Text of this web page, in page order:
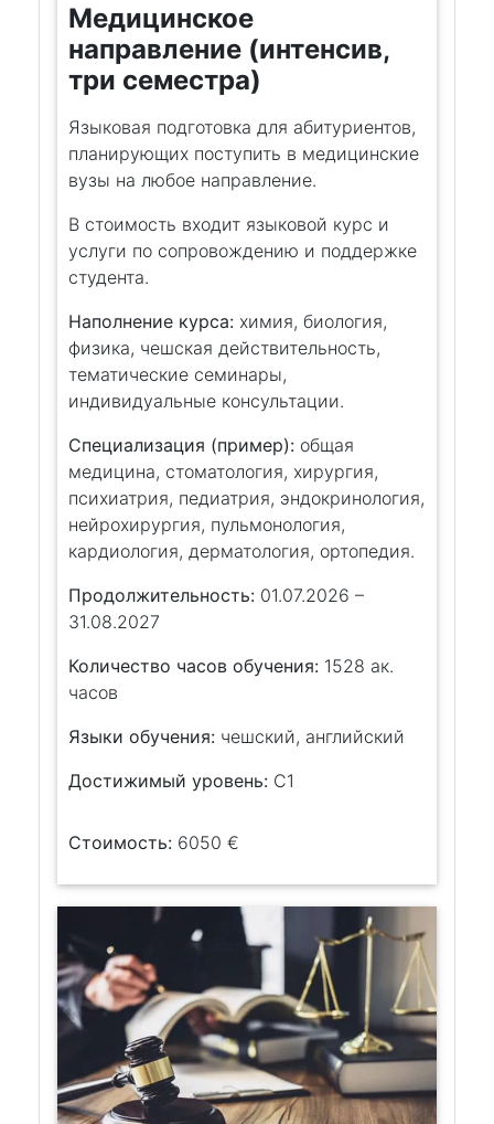
Медицинское
направление (интенсив,
три семестра)
Языковая подготовка для абитуриентов,
планирующих поступить в медицинские
вузы на любое направление.
В стоимость входит языковой курс и
услуги по сопровождению и поддержке
студента.
Наполнение курса: химия, биология,
физика, чешская действительность,
тематические семинары,
индивидуальные консультации.
Специализация (пример): общая
медицина, стоматология, хирургия,
психиатрия, педиатрия, эндокринология,
нейрохирургия, пульмонология,
кардиология, дерматология, ортопедия.
Продолжительность: 01.07.2026 –
31.08.2027
Количество часов обучения: 1528 ак.
часов
Языки обучения: чешский, английский
Достижимый уровень: C1
Стоимость: 6050 €